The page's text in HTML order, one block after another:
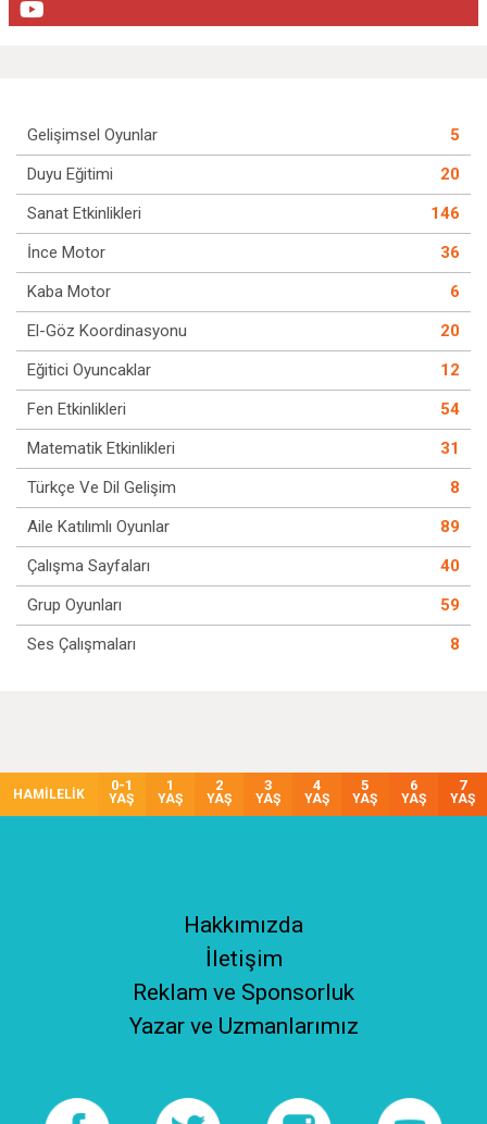
Gelişimsel Oyunlar
5
Duyu Eğitimi
20
Sanat Etkinlikleri
146
İnce Motor
36
Kaba Motor
6
El-Göz Koordinasyonu
20
Eğitici Oyuncaklar
12
Fen Etkinlikleri
54
Matematik Etkinlikleri
31
Türkçe Ve Dil Gelişim
8
Aile Katılımlı Oyunlar
89
Çalışma Sayfaları
40
Grup Oyunları
59
Ses Çalışmaları
8
HAMİLELİK
0-1
YAŞ
1
YAŞ
2
YAŞ
3
YAŞ
4
YAŞ
5
YAŞ
6
YAŞ
7
YAŞ
Hakkımızda
İletişim
Reklam ve Sponsorluk
Yazar ve Uzmanlarımız